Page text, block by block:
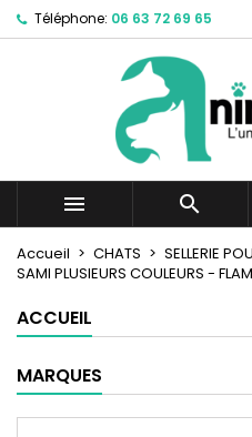
Téléphone: 06 63 72 69 65
 
Accueil CHATS SELLERIE
SAMI PLUSIEURS COULEURS -
ACCUEIL
MARQUES
Mes listes
Créer une nouvelle
Créer une liste
Nom de la liste d'envies
Annuler
Connexion
Vous devez être
à votre liste d'envies.